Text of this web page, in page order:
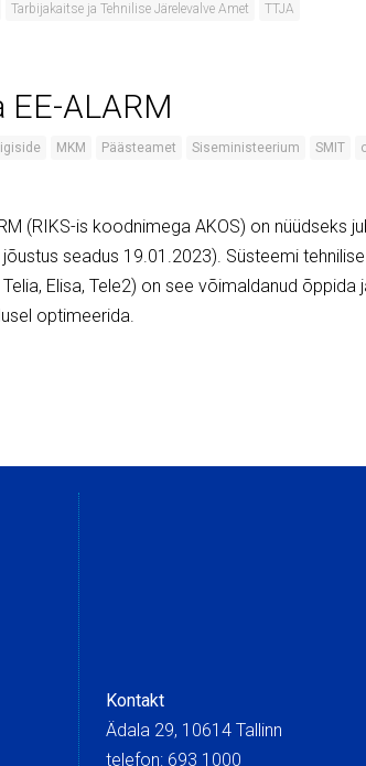
Tarbijakaitse ja Tehnilise Järelevalve Amet TTJA
EE-ALARM
MKM Päästeamet Siseministeerium SMIT
(RIKS-is koodnimega AKOS) on nüüdseks
seadus 19.01.2023). Süsteemi
Telia, Elisa, Tele2) on see võimaldanud õppida
optimeerida.
Kontakt
Ädala 29, 10614 Tallinn
telefon: 693 1000